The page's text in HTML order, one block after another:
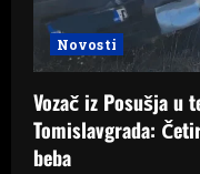
Novosti
Vozač iz Posušja u
Tomislavgrada:
beba